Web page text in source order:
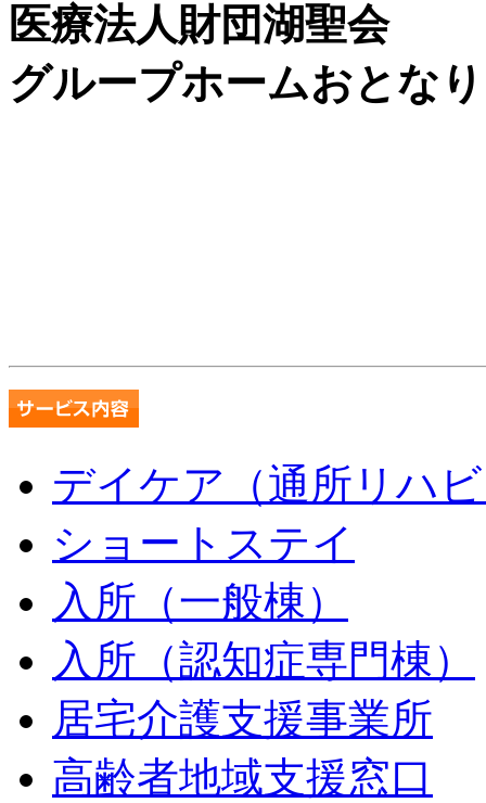
医療法人財団湖聖会
グループホームおとな
デイケア（通所リハ
ショートステイ
入所（一般棟）
入所（認知症専門棟）
居宅介護支援事業所
高齢者地域支援窓口